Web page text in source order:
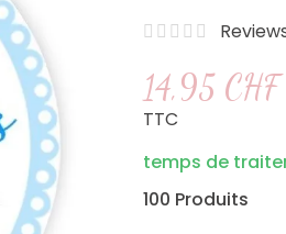
14,95 CHF
TTC
temps de
100 Produits